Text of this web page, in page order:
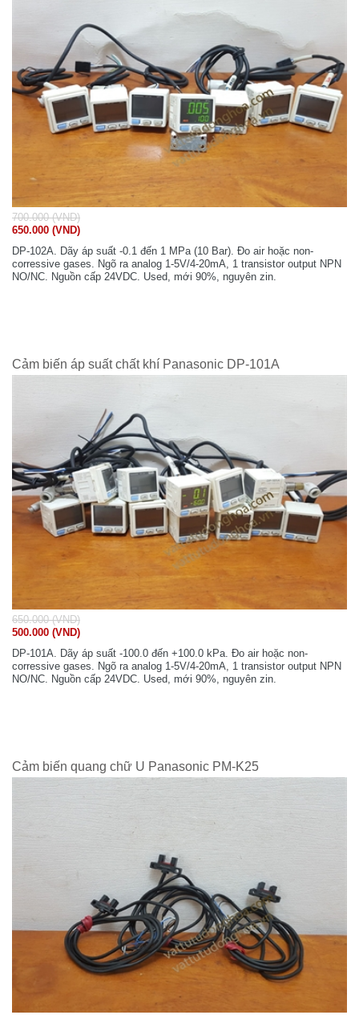
700.000 (VND)
650.000 (VND)
DP-102A. Dãy áp suất -0.1 đến 1 MPa (10 Bar). Đo air hoặc non-
corressive gases. Ngõ ra analog 1-5V/4-20mA, 1 transistor output NPN
NO/NC. Nguồn cấp 24VDC. Used, mới 90%, nguyên zin.
Cảm biến áp suất chất khí Panasonic DP-101A
650.000 (VND)
500.000 (VND)
DP-101A. Dãy áp suất -100.0 đến +100.0 kPa. Đo air hoặc non-
corressive gases. Ngõ ra analog 1-5V/4-20mA, 1 transistor output NPN
NO/NC. Nguồn cấp 24VDC. Used, mới 90%, nguyên zin.
Cảm biến quang chữ U Panasonic PM-K25